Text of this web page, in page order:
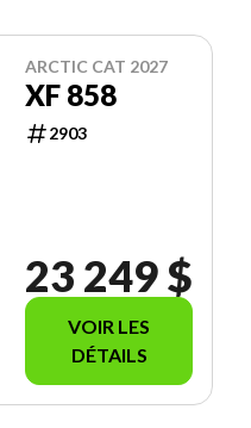
ARCTIC CAT 2027
XF 858
2903
23 249 $
VOIR LES
DÉTAILS